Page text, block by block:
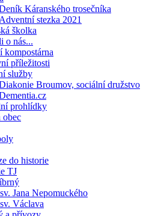
Káranského trosečníka
Adventní stezka 2021
školka
o nás...
kompostárna
příležitosti
služby
Broumov, sociální družstvo
prohlídky
obec
do historie
TJ
Jana Nepomuckého
Václava